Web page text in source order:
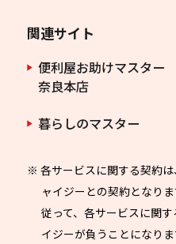
関連サイト
便利屋お助けマスター
奈良本店
暮らしのマスター
※ 各サービスに関する契約
ャイジーとの契約となりま
従って、各サービスに関
イジーが負うことになりま